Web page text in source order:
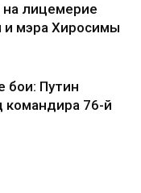
на лицемерие
и мэра Хиросимы
бои: Путин
командира 76-й